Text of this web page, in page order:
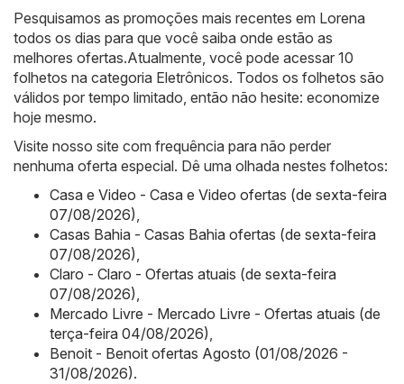
Pesquisamos as promoções mais recentes em Lorena
todos os dias para que você saiba onde estão as
melhores ofertas.Atualmente, você pode acessar 10
folhetos na categoria Eletrônicos. Todos os folhetos são
válidos por tempo limitado, então não hesite: economize
hoje mesmo.
Visite nosso site com frequência para não perder
nenhuma oferta especial. Dê uma olhada nestes folhetos:
Casa e Video - Casa e Video ofertas (de sexta-feira
07/08/2026),
Casas Bahia - Casas Bahia ofertas (de sexta-feira
07/08/2026),
Claro - Claro - Ofertas atuais (de sexta-feira
07/08/2026),
Mercado Livre - Mercado Livre - Ofertas atuais (de
terça-feira 04/08/2026),
Benoit - Benoit ofertas Agosto (01/08/2026 -
31/08/2026).